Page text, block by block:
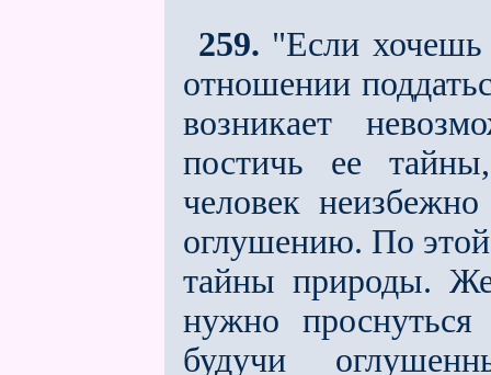
259. "Если хочешь
отношении
возникает
постичь еe
человек
оглушению. По этой
тайны природы.
нужно проснуться
будучи